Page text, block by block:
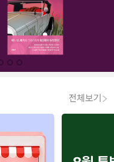
전체보기